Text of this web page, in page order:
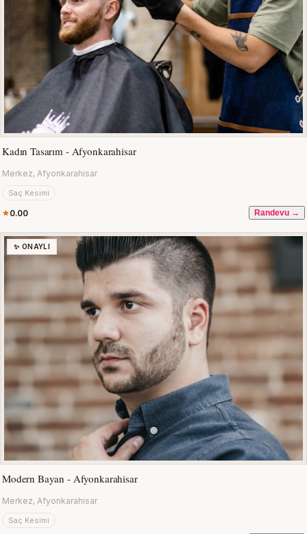
Kadın Tasarım - Afyonkarahisar
Merkez, Afyonkarahisar
Saç Kesimi
0.00 Randevu →
✨ ONAYLI
Modern Bayan - Afyonkarahisar
Merkez, Afyonkarahisar
Saç Kesimi